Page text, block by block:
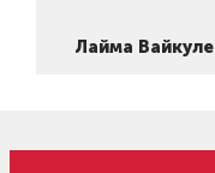
Лайма Вайкуле